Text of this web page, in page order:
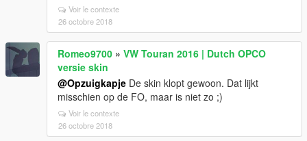
Voir le contexte
26 octobre 2018
Romeo9700 » VW Touran 2016 | Dutch OPCO
versie skin
@Opzuigkapje De skin klopt gewoon. Dat lijkt
misschien op de FO, maar is niet zo ;)
Voir le contexte
26 octobre 2018